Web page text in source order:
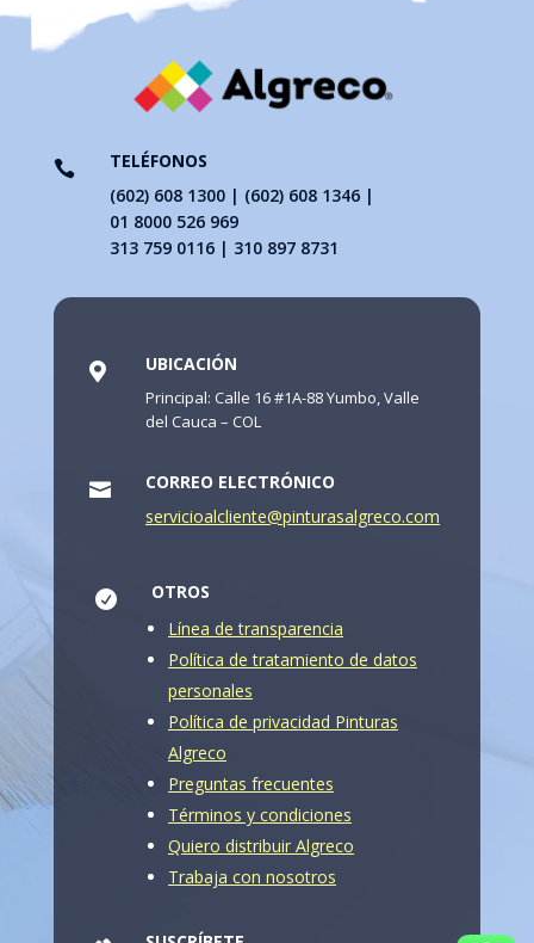

TELÉFONOS
(602) 608 1300 | (602) 608 1346 |
01 8000 526 969
313 759 0116 | 310 897 8731
 UBICACIÓN
Principal: Calle 16 #1A-88 Yumbo, Valle
del Cauca – COL

CORREO ELECTRÓNICO
servicioalcliente@pinturasalgreco.com

OTROS
Línea de transparencia
Política de tratamiento de datos
personales
Política de privacidad Pinturas
Algreco
Preguntas frecuentes
Términos y condiciones
Quiero distribuir Algreco
Trabaja con nosotros